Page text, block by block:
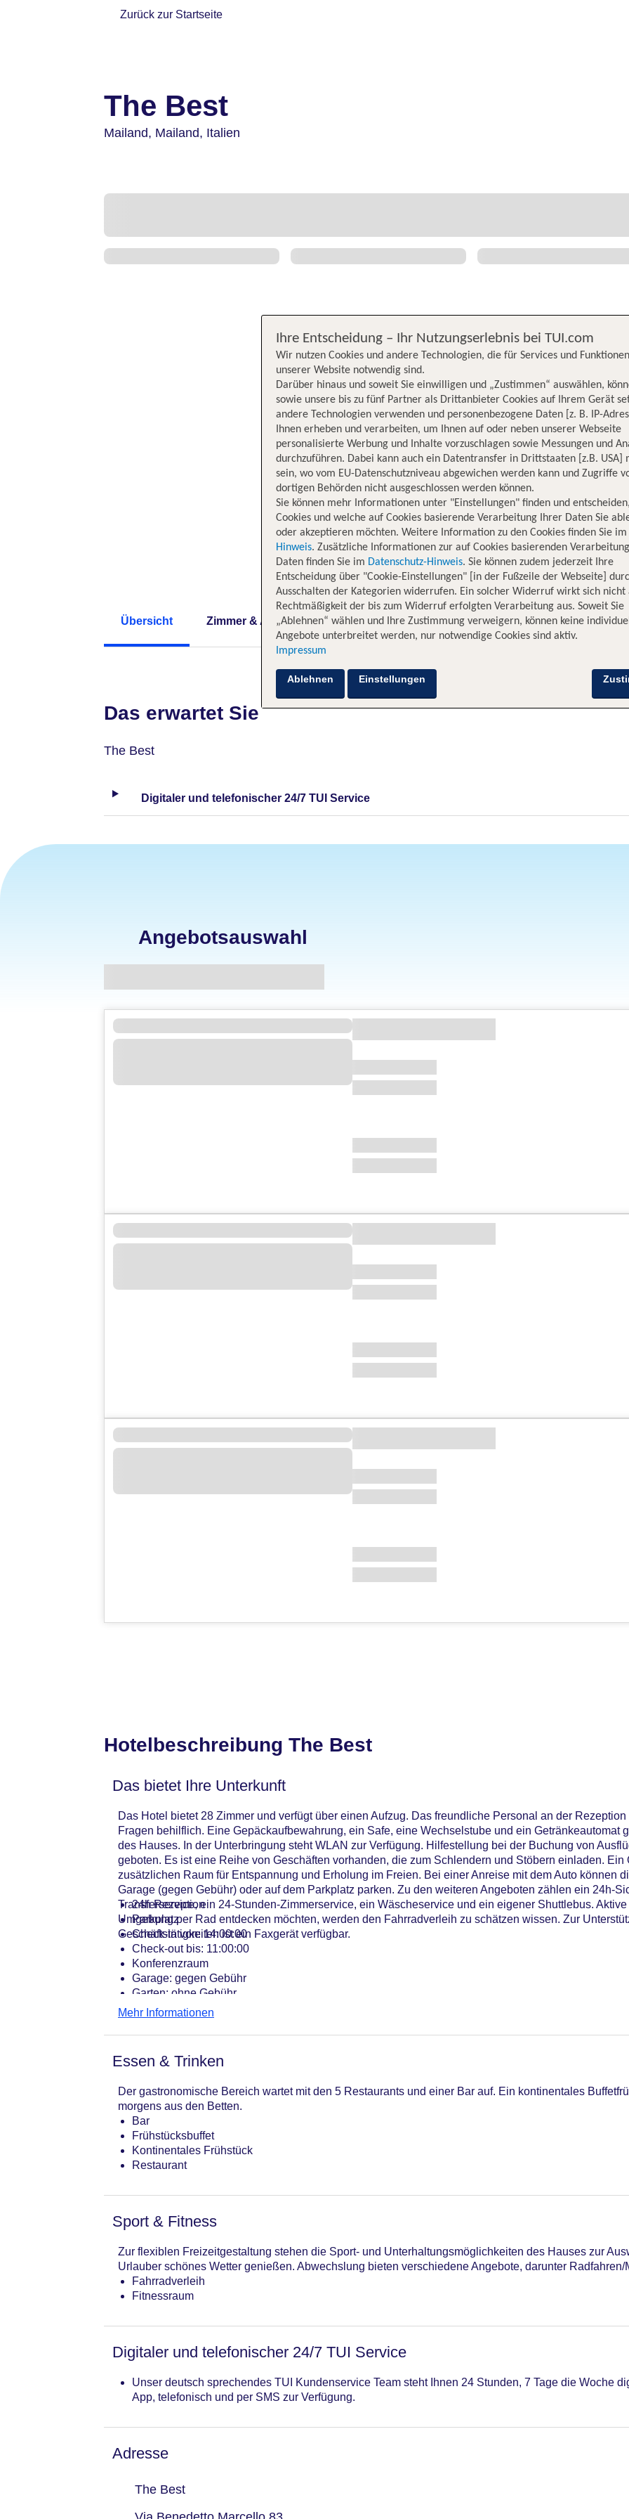
Zurück zur Startseite
The Best
Mailand, Mailand, Italien
Übersicht Zimmer & Angebote Hotelinformationen Lage Bewertungen
Das erwartet Sie
The Best
Digitaler und telefonischer 24/7 TUI Service
Angebotsauswahl
Hotelbeschreibung The Best
Das bietet Ihre Unterkunft
Das Hotel bietet 28 Zimmer und verfügt über einen Aufzug. Das freundliche Personal an der
Fragen behilflich. Eine Gepäckaufbewahrung, ein Safe, eine Wechselstube und ein Getränkeautomat
des Hauses. In der Unterbringung steht WLAN zur Verfügung. Hilfestellung bei der Buchung von
geboten. Es ist eine Reihe von Geschäften vorhanden, die zum Schlendern und Stöbern einladen. Ein
zusätzlichen Raum für Entspannung und Erholung im Freien. Bei einer Anreise mit dem Auto können
Garage (gegen Gebühr) oder auf dem Parkplatz parken. Zu den weiteren Angeboten zählen ein 24h-
Transferservice, ein 24-Stunden-Zimmerservice, ein Wäscheservice und ein eigener Shuttlebus.
Umgebung per Rad entdecken möchten, werden den Fahrradverleih zu schätzen wissen. Zur
Geschäftstätigkeiten ist ein Faxgerät verfügbar.
24h Rezeption
Parkplatz
Check-in von: 14:00:00
Check-out bis: 11:00:00
Konferenzraum
Garage: gegen Gebühr
Garten: ohne Gebühr
Hotelsafe
Lift
Zimmerservice
Zahlungsarten: American Express, Diners Club, Mastercard, Visa
Landeskategorie: 2 Sterne
Mehr Informationen
Essen & Trinken
Der gastronomische Bereich wartet mit den 5 Restaurants und einer Bar auf. Ein kontinentales
morgens aus den Betten.
Bar
Frühstücksbuffet
Kontinentales Frühstück
Restaurant
Sport & Fitness
Zur flexiblen Freizeitgestaltung stehen die Sport- und Unterhaltungsmöglichkeiten des Hauses zur
Urlauber schönes Wetter genießen. Abwechslung bieten verschiedene Angebote, darunter
Fahrradverleih
Fitnessraum
Digitaler und telefonischer 24/7 TUI Service
Unser deutsch sprechendes TUI Kundenservice Team steht Ihnen 24 Stunden, 7 Tage die Woche
App, telefonisch und per SMS zur Verfügung.
Adresse
The Best
Ihre Entscheidung – Ihr Nutzungserlebnis bei TUI.com
Wir nutzen Cookies und andere Technologien, die für Services und
unserer Website notwendig sind.
Darüber hinaus und soweit Sie einwilligen und „Zustimmen“ auswählen,
sowie unsere bis zu fünf Partner als Drittanbieter Cookies auf Ihrem Gerät
andere Technologien verwenden und personenbezogene Daten [z. B. IP-
Ihnen erheben und verarbeiten, um Ihnen auf oder neben unserer Webseite
personalisierte Werbung und Inhalte vorzuschlagen sowie Messungen und
durchzuführen. Dabei kann auch ein Datentransfer in Drittstaaten [z.B. USA]
sein, wo vom EU-Datenschutzniveau abgewichen werden kann und Zugriffe
dortigen Behörden nicht ausgeschlossen werden können.
Sie können mehr Informationen unter "Einstellungen" finden und
Cookies und welche auf Cookies basierende Verarbeitung Ihrer Daten Sie
oder akzeptieren möchten. Weitere Information zu den Cookies finden Sie im
Hinweis. Zusätzliche Informationen zur auf Cookies basierenden
Daten finden Sie im Datenschutz-Hinweis. Sie können zudem jederzeit Ihre
Entscheidung über "Cookie-Einstellungen" [in der Fußzeile der Webseite]
Ausschalten der Kategorien widerrufen. Ein solcher Widerruf wirkt sich nicht
Rechtmäßigkeit der bis zum Widerruf erfolgten Verarbeitung aus. Soweit Sie
„Ablehnen“ wählen und Ihre Zustimmung verweigern, können keine
Angebote unterbreitet werden, nur notwendige Cookies sind aktiv.
Impressum
Ablehnen Einstellungen